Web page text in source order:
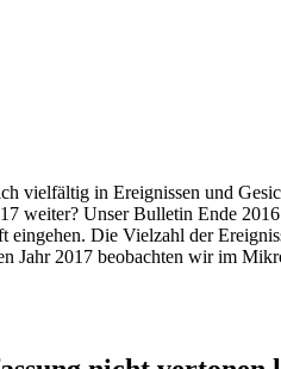
vielfältig in Ereignissen und
weiter? Unser Bulletin Ende
Die Vielzahl der
Jahr 2017 beobachten wir im